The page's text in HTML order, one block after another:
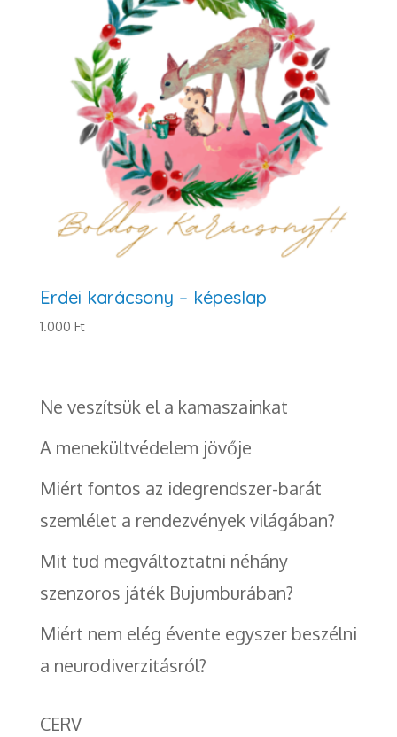
Erdei karácsony – képeslap
1.000 Ft
Ne veszítsük el a kamaszainkat
A menekültvédelem jövője
Miért fontos az idegrendszer-barát
szemlélet a rendezvények világában?
Mit tud megváltoztatni néhány
szenzoros játék Bujumburában?
Miért nem elég évente egyszer beszélni
a neurodiverzitásról?
CERV